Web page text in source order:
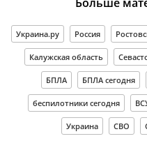
Украина.ру Россия
Калужская область
БПЛА БПЛА сегодня
беспилотники сегодня
Украина СВО